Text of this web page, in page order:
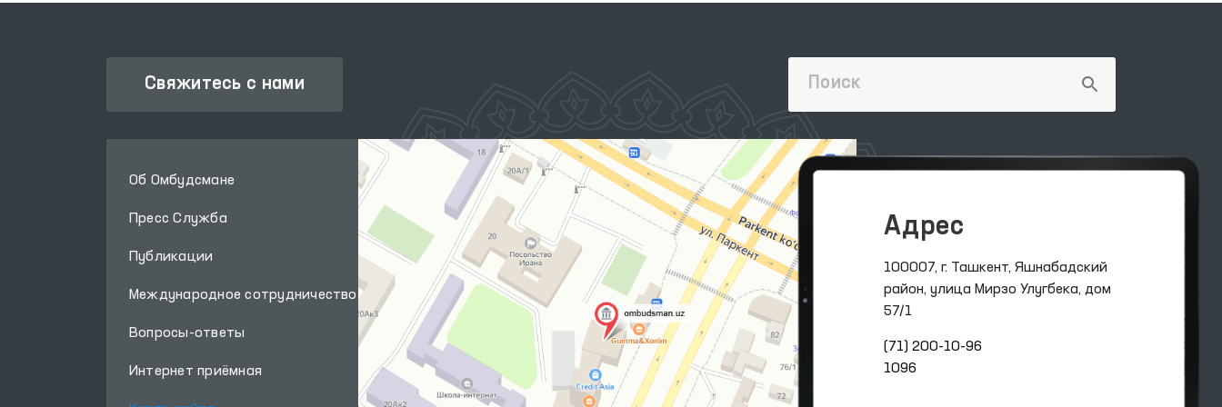
Свяжитесь с нами
Об Омбудсмане
Пресс Служба
Публикации
Международное сотрудничество
Вопросы-ответы
Интернет приёмная
Адрес
100007, г. Ташкент, Яшнабадский
район, улица Мирзо Улугбека, дом
57/1
(71) 200-10-96
1096